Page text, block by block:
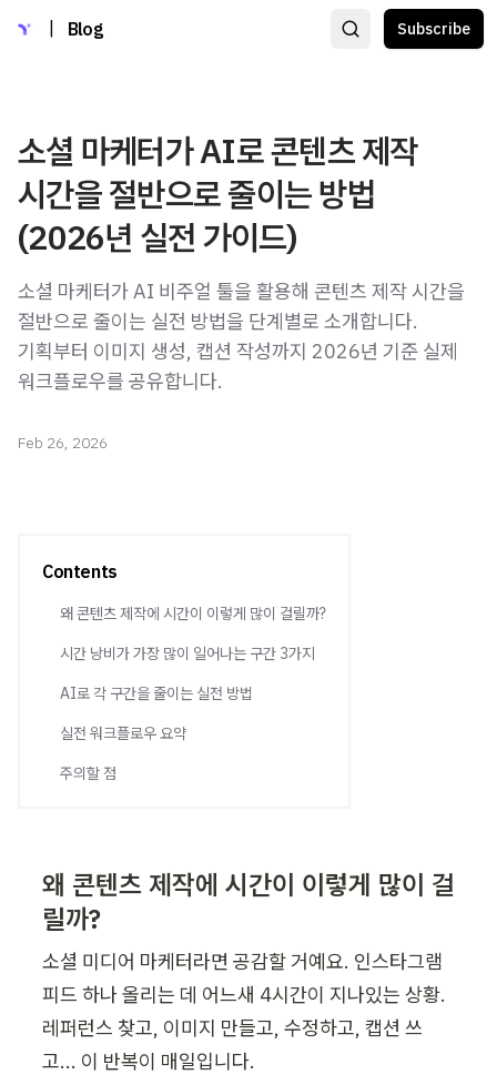
Blog Subscribe
소셜 마케터가 AI로 콘텐츠 제작
시간을 절반으로 줄이는 방법
(2026년 실전 가이드)
소셜 마케터가 AI 비주얼 툴을 활용해 콘텐츠 제작 시간을
절반으로 줄이는 실전 방법을 단계별로 소개합니다.
기획부터 이미지 생성, 캡션 작성까지 2026년 기준 실제
워크플로우를 공유합니다.
Feb 26, 2026
Contents
왜 콘텐츠 제작에 시간이 이렇게 많이 걸릴까?
시간 낭비가 가장 많이 일어나는 구간 3가지
AI로 각 구간을 줄이는 실전 방법
실전 워크플로우 요약
주의할 점
왜 콘텐츠 제작에 시간이 이렇게 많이 걸
릴까?
소셜 미디어 마케터라면 공감할 거예요. 인스타그램
피드 하나 올리는 데 어느새 4시간이 지나있는 상황.
레퍼런스 찾고, 이미지 만들고, 수정하고, 캡션 쓰
고... 이 반복이 매일입니다.